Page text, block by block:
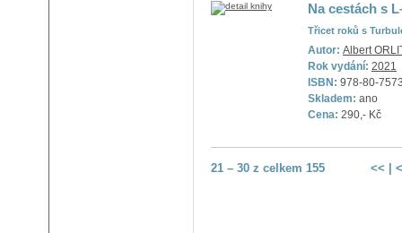
Na cestách s
Třicet roků s
Autor: Albert
Rok vydání: 2021
ISBN: 978-80-
Skladem: ano
Cena: 290,- Kč
21 – 30 z celkem 155 << <